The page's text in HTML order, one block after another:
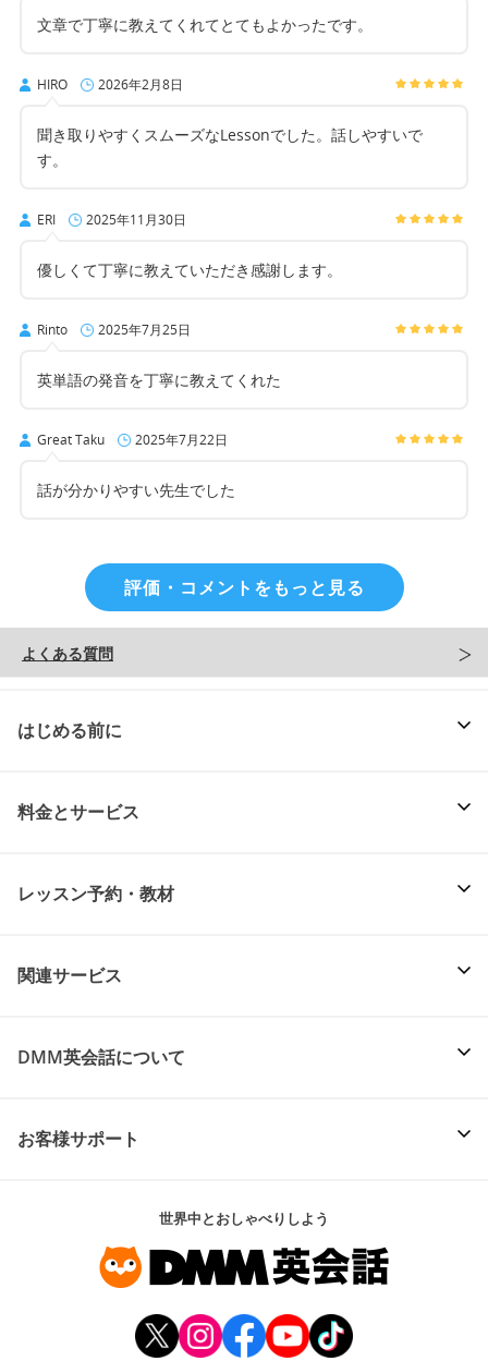
文章で丁寧に教えてくれてとてもよかったです。
HIRO 2026年2月8日
聞き取りやすくスムーズなLessonでした。話しやすいで
す。
ERI 2025年11月30日
優しくて丁寧に教えていただき感謝します。
Rinto 2025年7月25日
英単語の発音を丁寧に教えてくれた
Great Taku 2025年7月22日
話が分かりやすい先生でした
評価・コメントをもっと見る
よくある質問
はじめる前に
料金とサービス
レッスン予約・教材
関連サービス
DMM英会話について
お客様サポート
世界中とおしゃべりしよう